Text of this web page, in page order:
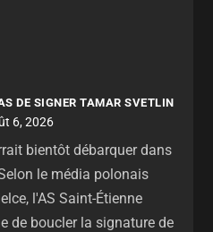
DE SIGNER TAMAR SVETLIN
6, 2026
bientôt débarquer dans
le média polonais
l'AS Saint-Étienne
de boucler la signature de